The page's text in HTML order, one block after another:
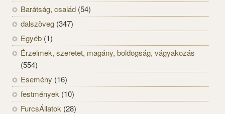
Barátság, család (54)
dalszöveg (347)
Egyéb (1)
Érzelmek, szeretet, magány, boldogság, vágyakozás
(554)
Esemény (16)
festmények (10)
FurcsÁllatok (28)